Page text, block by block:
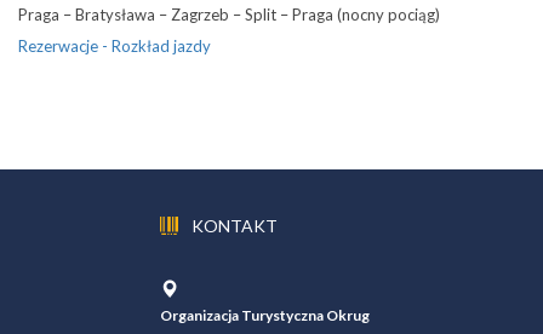
Praga – Bratysława – Zagrzeb – Split – Praga (nocny pociąg)
Rezerwacje - Rozkład jazdy
KONTAKT
Organizacja Turystyczna Okrug